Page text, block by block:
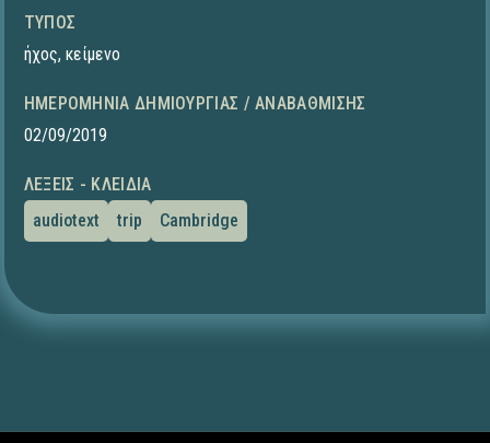
ΤΎΠΟΣ
ήχος, κείμενο
ΗΜΕΡΟΜΗΝΊΑ ΔΗΜΙΟΥΡΓΊΑΣ / ΑΝΑΒΆΘΜΙΣΗΣ
02/09/2019
ΛΈΞΕΙΣ - ΚΛΕΙΔΙΆ
audiotext
trip Cambridge